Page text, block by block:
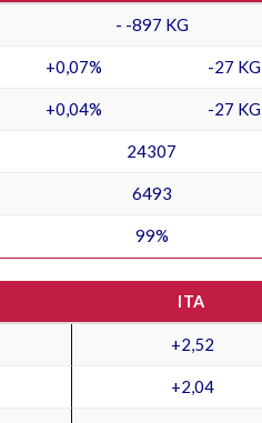
- -897 KG
+0,07% -27 KG
+0,04% -27 KG
24307
6493
99%
ITA
+2,52
+2,04